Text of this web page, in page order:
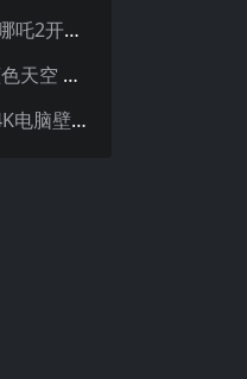
哪吒之魔童闹海 哪吒2开场4K壁纸
海边女生 海鸥 蓝色天空 4K壁纸
蓝色长发金克丝4K电脑壁纸